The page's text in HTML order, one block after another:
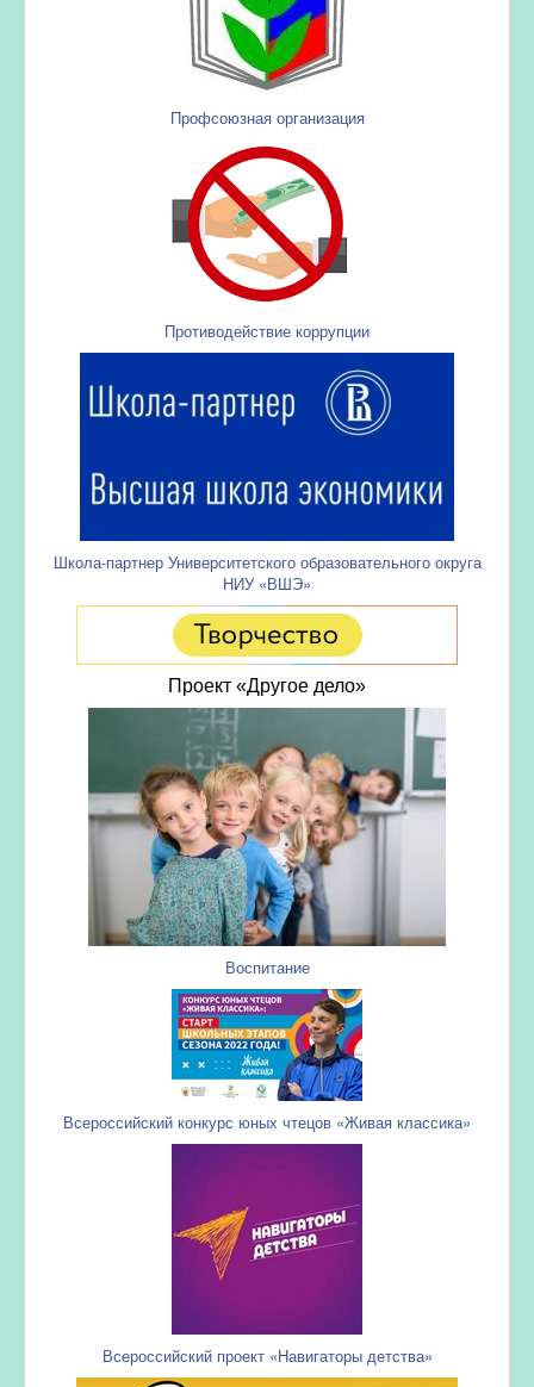
Профсоюзная организация
Противодействие коррупции
Школа-партнер Университетского образовательного округа
НИУ «ВШЭ»
Проект «Другое дело»
Воспитание
Всероссийский конкурс юных чтецов «Живая классика»
Всероссийский проект «Навигаторы детства»